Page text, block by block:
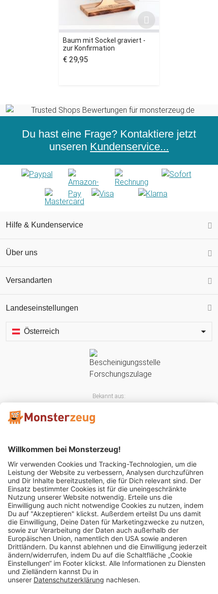
Baum mit Sockel graviert -
zur Konfirmation
€ 29,95
Du hast eine Frage? Kontaktiere jetzt
unseren Kundenservice...
Hilfe & Kundenservice
Über uns
Versandarten
Landeseinstellungen
Österreich
Bekannt aus:
Mitglied im:
Impressum AGB Widerrufsbelehrung